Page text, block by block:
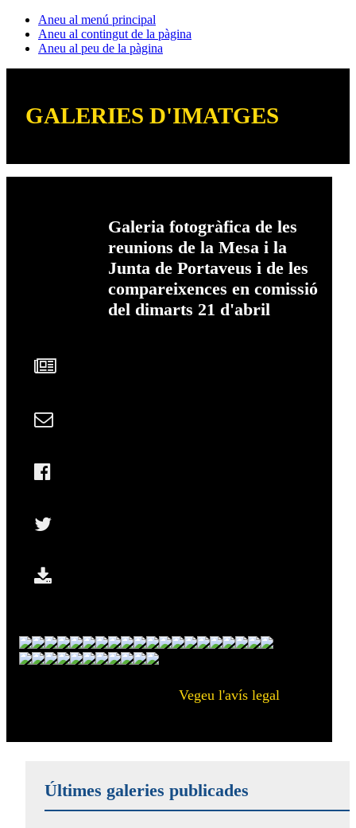
Aneu al menú principal
Aneu al contingut de la pàgina
Aneu al peu de la pàgina
GALERIES D'IMATGES
Galeria fotogràfica de les
reunions de la Mesa i la
Junta de Portaveus i de les
compareixences en comissió
del dimarts 21 d'abril
Vegeu l'avís legal
Últimes galeries publicades